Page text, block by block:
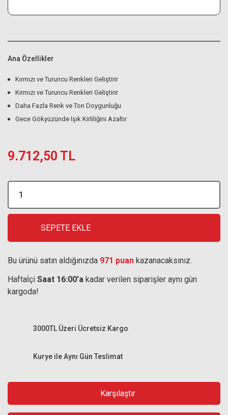
Ana Özellikler
Kırmızı ve Turuncu Renkleri Geliştirir
Kırmızı ve Turuncu Renkleri Geliştirir
Daha Fazla Renk ve Ton Doygunluğu
Gece Gökyüzünde Işık Kirliliğini Azaltır
9.712,50 TL
SEPETE EKLE
Bu ürünü satın aldığınızda 971 puan kazanacaksınız.
Haftaİçi Saat 16:00'a kadar verilen siparişler aynı gün
kargoda!
Kurye ile Aynı Gün Teslimat
3000TL Üzeri Ücretsiz Kargo
Karşılaştır